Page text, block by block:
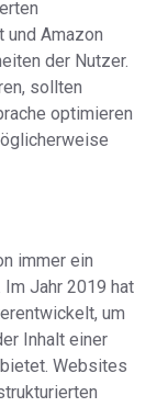
Amazon
der Nutzer.
sollten
optimieren
immer ein
Jahr 2019 hat
um
Inhalt einer
Websites